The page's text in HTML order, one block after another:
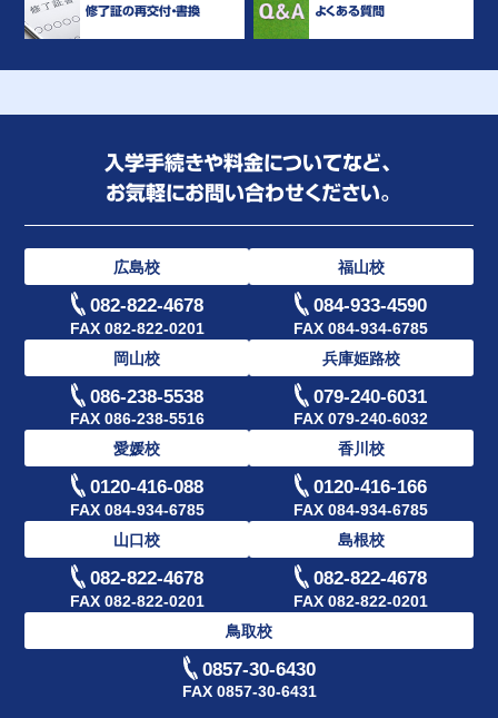
修了証の再交付・書換 よくある質問
入学手続きや料金についてなど、
お気軽にお問い合わせください。
広島校
082-822-4678
FAX 082-822-0201
福山校
084-933-4590
FAX 084-934-6785
岡山校
086-238-5538
FAX 086-238-5516
兵庫姫路校
079-240-6031
FAX 079-240-6032
愛媛校
0120-416-088
FAX 084-934-6785
香川校
0120-416-166
FAX 084-934-6785
山口校
082-822-4678
FAX 082-822-0201
島根校
082-822-4678
FAX 082-822-0201
鳥取校
0857-30-6430
FAX 0857-30-6431